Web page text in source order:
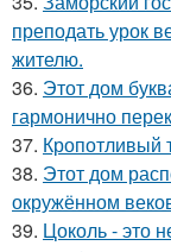
преподать урок
жителю.
36. Этот дом
гармонично
37. Кропотливый
38. Этот дом
окружённом
39. Цоколь - это